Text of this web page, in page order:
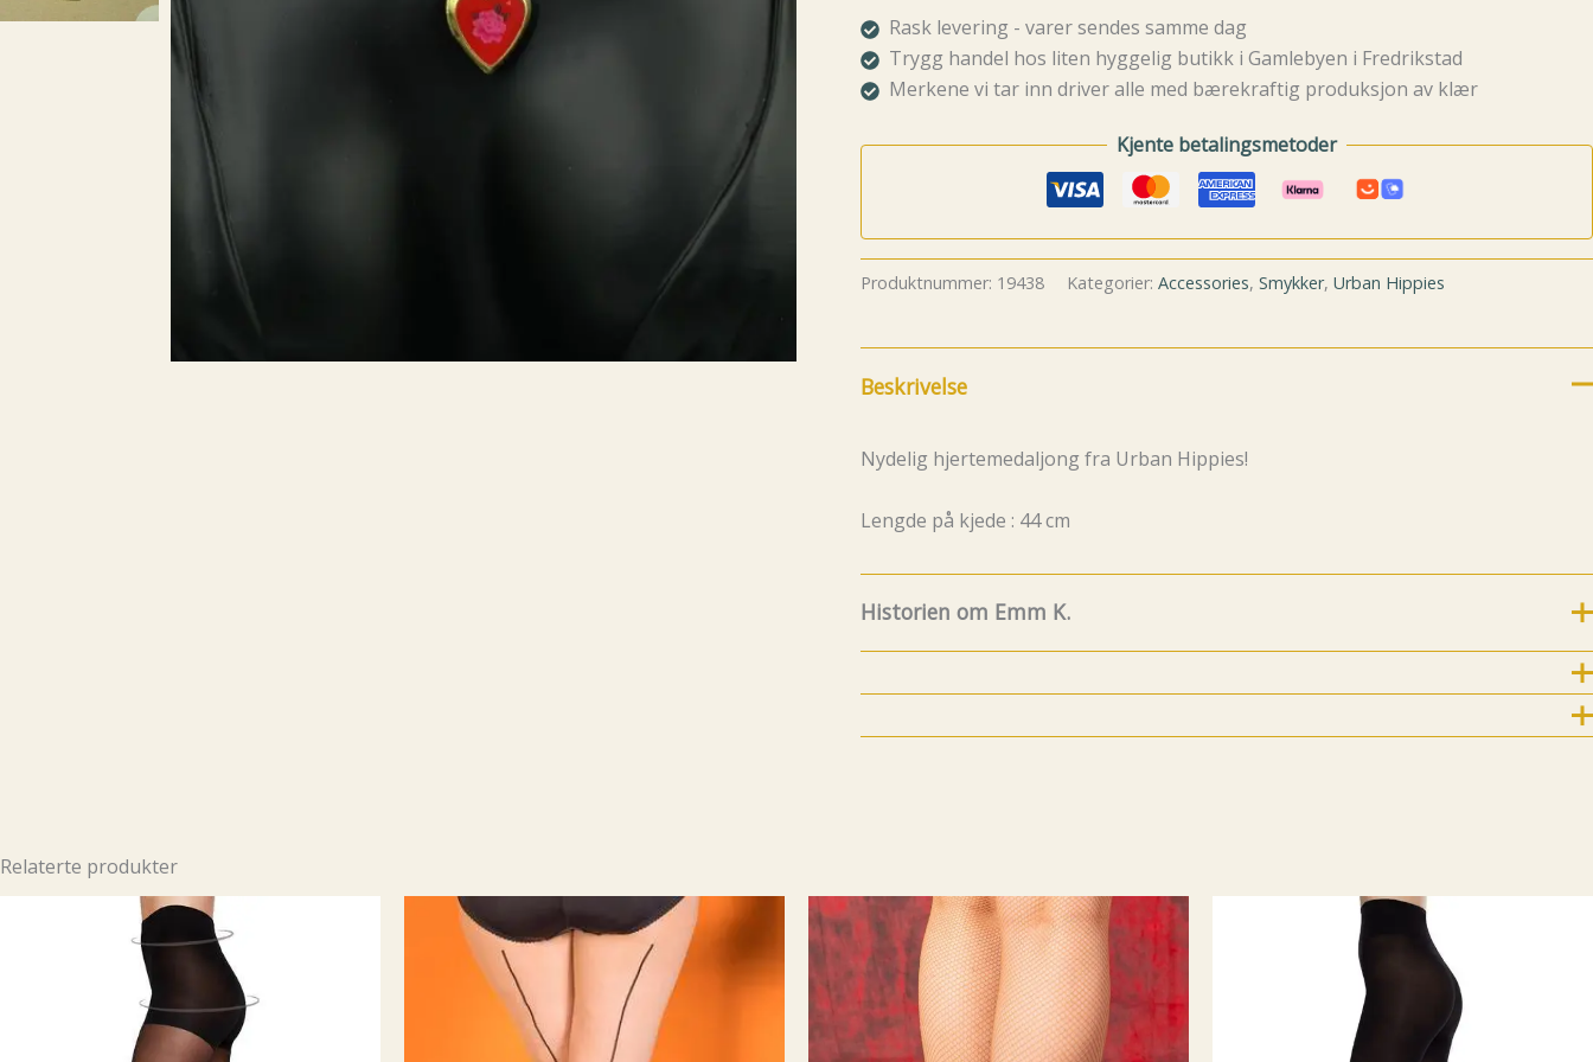
antallRask levering - varer sendes samme dag
Trygg handel hos liten hyggelig butikk i Gamlebyen i Fredrikstad
Merkene vi tar inn driver alle med bærekraftig produksjon av klær
Kjente betalingsmetoder
Produktnummer: 19438 Kategorier: Accessories, Smykker, Urban Hippies
Beskrivelse
Nydelig hjertemedaljong fra Urban Hippies!
Lengde på kjede : 44 cm
Historien om Emm K.
8.7.2019 ble Emm K.-butikken født! Emm K. startet
så hadde jeg en systue i Lituaen som fikk tilsendt mønster, mål og stoffer av Emm
K. hvor det ble sydd og sendt tilbake til Norge. Og rett til dere etter en prøving og
mulig noe tilpasning hos meg. Etter en liten stund så mistet jeg dette samarbeidet
Og av erfaring visste jeg at det IKKE ville gå rundt økonomisk , med å
produsere alt selv til privatkunder. Det ligger mye jobb bak et klesplagg
Så da endte det med at jeg valgte å ta inn klesmerker som jeg selv elsker og har
Relaterte produkter